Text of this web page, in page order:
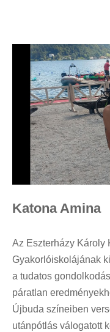
Katona Amina
Az Eszterházy Károly
Gyakorlóiskolájának
a tudatos
páratlan
Újbuda színeiben
utánpótlás válogatott